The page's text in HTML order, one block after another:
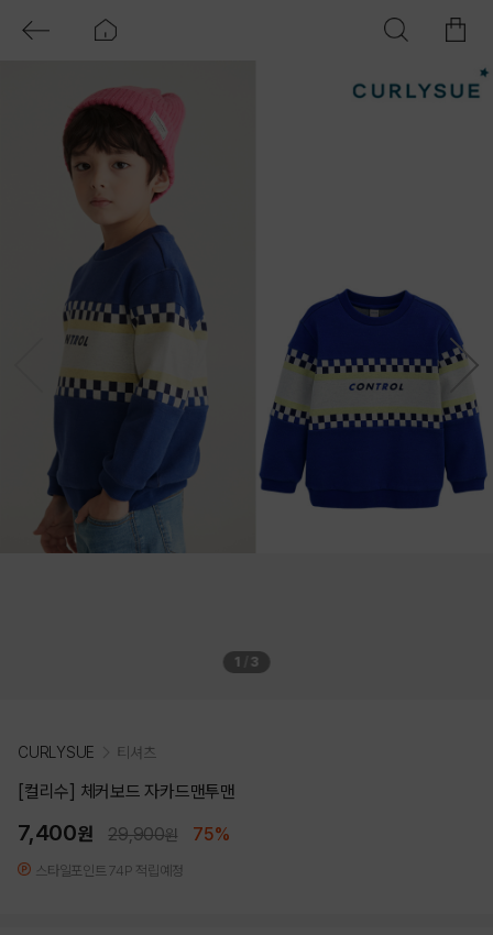
1 3
CURLYSUE 티셔츠
[컬리수] 체커보드 자카드맨투맨
7,400원 29,900원 75%
스타일포인트 74P 적립예정